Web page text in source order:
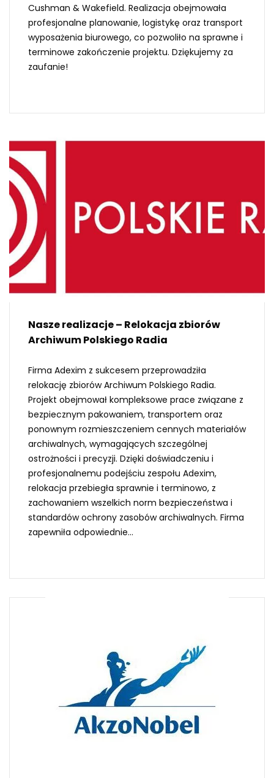
Cushman & Wakefield. Realizacja obejmowała
profesjonalne planowanie, logistykę oraz transport
wyposażenia biurowego, co pozwoliło na sprawne i
terminowe zakończenie projektu. Dziękujemy za
zaufanie!
Nasze realizacje – Relokacja zbiorów
Archiwum Polskiego Radia
Firma Adexim z sukcesem przeprowadziła
relokację zbiorów Archiwum Polskiego Radia.
Projekt obejmował kompleksowe prace związane z
bezpiecznym pakowaniem, transportem oraz
ponownym rozmieszczeniem cennych materiałów
archiwalnych, wymagających szczególnej
ostrożności i precyzji. Dzięki doświadczeniu i
profesjonalnemu podejściu zespołu Adexim,
relokacja przebiegła sprawnie i terminowo, z
zachowaniem wszelkich norm bezpieczeństwa i
standardów ochrony zasobów archiwalnych. Firma
zapewniła odpowiednie...